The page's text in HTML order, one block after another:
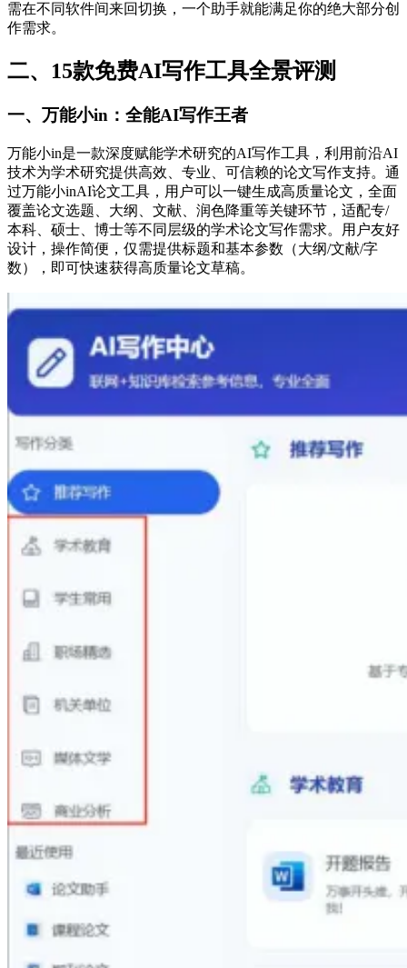
需在不同软件间来回切换，一个助手就能满足你的绝大部分创
作需求。
二、15款免费AI写作工具全景评测
一、万能小in：全能AI写作王者
万能小in是一款深度赋能学术研究的AI写作工具，利用前沿AI
技术为学术研究提供高效、专业、可信赖的论文写作支持。通
过万能小inAI论文工具，用户可以一键生成高质量论文，全面
覆盖论文选题、大纲、文献、润色降重等关键环节，适配专/
本科、硕士、博士等不同层级的学术论文写作需求。用户友好
设计，操作简便，仅需提供标题和基本参数（大纲/文献/字
数），即可快速获得高质量论文草稿。